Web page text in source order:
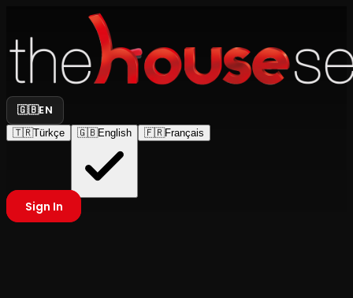
🇬🇧EN
🇹🇷Türkçe 🇬🇧English 🇫🇷Français
Sign In